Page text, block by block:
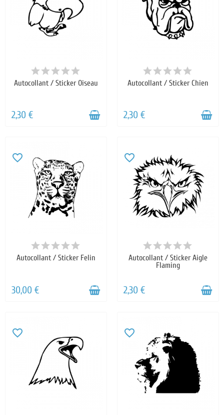
Autocollant / Sticker Oiseau
2,30 €
Autocollant / Sticker Chien
2,30 €
favorite_border
Autocollant / Sticker Felin
30,00 €
favorite_border
Autocollant / Sticker Aigle
Flaming
2,30 €
favorite_border favorite_border